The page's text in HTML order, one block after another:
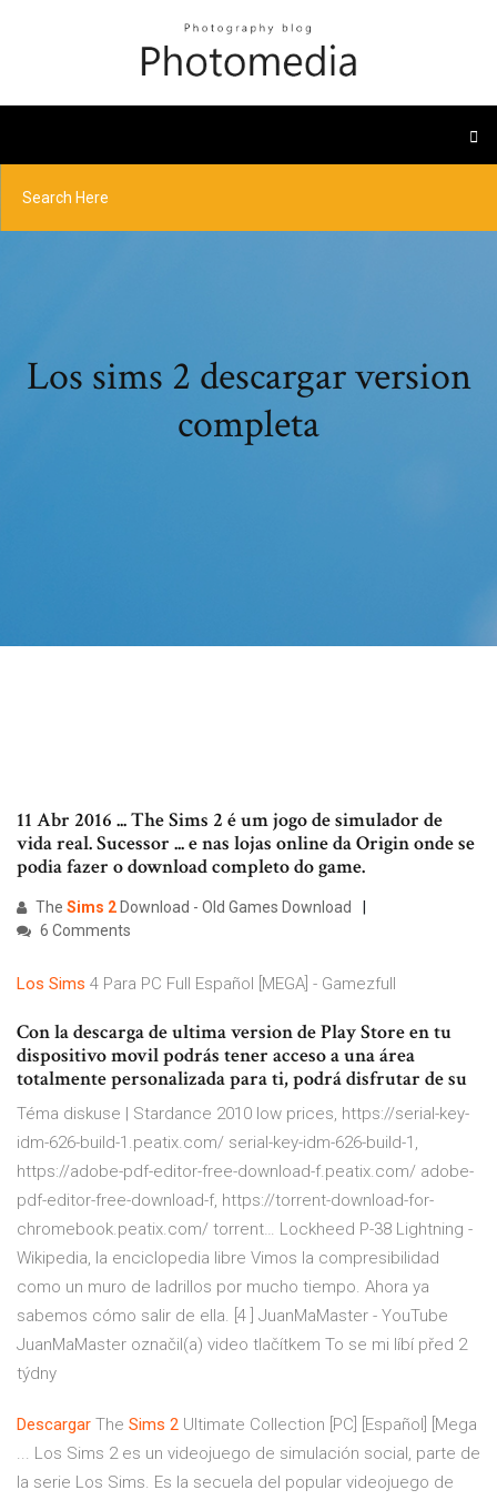
Los sims 2 descargar version
completa
11 Abr 2016 ... The Sims 2 é um jogo de simulador de
vida real. Sucessor ... e nas lojas online da Origin onde se
podia fazer o download completo do game.
The Sims 2 Download - Old Games Download
6 Comments
Los Sims 4 Para PC Full Español [MEGA] - Gamezfull
Con la descarga de ultima version de Play Store en tu
dispositivo movil podrás tener acceso a una área
totalmente personalizada para ti, podrá disfrutar de su
Téma diskuse | Stardance 2010 low prices, https://serial-key-
idm-626-build-1.peatix.com/ serial-key-idm-626-build-1,
https://adobe-pdf-editor-free-download-f.peatix.com/ adobe-
pdf-editor-free-download-f, https://torrent-download-for-
chromebook.peatix.com/ torrent… Lockheed P-38 Lightning -
Wikipedia, la enciclopedia libre Vimos la compresibilidad
como un muro de ladrillos por mucho tiempo. Ahora ya
sabemos cómo salir de ella. [4 ] JuanMaMaster - YouTube
JuanMaMaster označil(a) video tlačítkem To se mi líbí před 2
týdny
Descargar The Sims 2 Ultimate Collection [PC] [Español] [Mega
... Los Sims 2 es un videojuego de simulación social, parte de
la serie Los Sims. Es la secuela del popular videojuego de